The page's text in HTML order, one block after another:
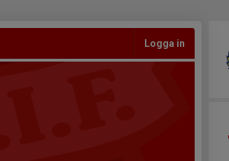
Logga in